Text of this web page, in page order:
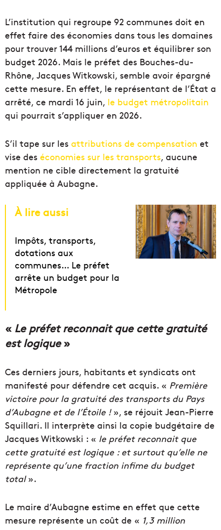
L’institution qui regroupe 92 communes doit en
effet faire des économies dans tous les domaines
pour trouver 144 millions d’euros et équilibrer son
budget 2026. Mais le préfet des Bouches-du-
Rhône, Jacques Witkowski, semble avoir épargné
cette mesure. En effet, le représentant de l’État a
arrêté, ce mardi 16 juin, le budget métropolitain
qui pourrait s’appliquer en 2026.
S’il tape sur les attributions de compensation et
vise des économies sur les transports, aucune
mention ne cible directement la gratuité
appliquée à Aubagne.
À lire aussi
Impôts, transports,
dotations aux
communes… Le préfet
arrête un budget pour la
Métropole
« Le préfet reconnait que cette gratuité
est logique»
Ces derniers jours, habitants et syndicats ont
manifesté pour défendre cet acquis. « Première
victoire pour la gratuité des transports du Pays
d’Aubagne et de l’Étoile !», se réjouit Jean-Pierre
Squillari. Il interprète ainsi la copie budgétaire de
Jacques Witkowski : « le préfet reconnait que
cette gratuité est logique : et surtout qu’elle ne
représente qu’une fraction infime du budget
total».
Le maire d’Aubagne estime en effet que cette
mesure représente un coût de « 1,3 million